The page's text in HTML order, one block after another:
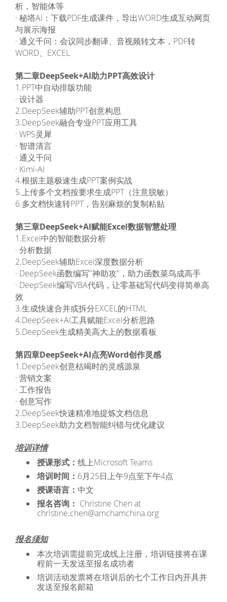
析，智能体等
· 秘塔AI：下载PDF生成课件，导出WORD生成互动网页
与展示海报
· 通义千问：会议同步翻译、音视频转文本，PDF转
WORD、EXCEL
第二章DeepSeek+AI助力PPT高效设计
1.PPT中自动排版功能
· 设计器
2.DeepSeek辅助PPT创意构思
3.DeepSeek融合专业PPT应用工具
· WPS灵犀
· 智谱清言
· 通义千问
· Kimi-AI
4.根据主题极速生成PPT案例实战
5.上传多个文档按要求生成PPT（注意脱敏）
6.多文档快速转PPT，告别麻烦的复制粘贴
第三章DeepSeek+AI赋能Excel数据智慧处理
1.Excel中的智能数据分析
· 分析数据
2.DeepSeek辅助Excel深度数据分析
· DeepSeek函数编写"神助攻"，助力函数菜鸟成高手
· DeepSeek编写VBA代码，让零基础写代码变得简单高
效
3.生成快速合并或拆分EXCEL的HTML
4.DeepSeek+AI工具赋能Excel分析思路
5.DeepSeek生成精美高大上的数据看板
第四章DeepSeek+AI点亮Word创作灵感
1.DeepSeek创意枯竭时的灵感源泉
· 营销文案
· 工作报告
· 创意写作
2.DeepSeek快速精准地提炼文档信息
3.DeepSeek助力文档智能纠错与优化建议
培训详情
授课形式：线上Microsoft Teams
培训时间： 6月25日上午9点至下午4点
授课语言： 中文
报名咨询： Christine Chen at
christine.chen@amchamchina.org
报名须知
本次培训需提前完成线上注册，培训链接将在课
程前一天发送至报名成功者
培训活动发票将在培训后的七个工作日内开具并
发送至报名邮箱